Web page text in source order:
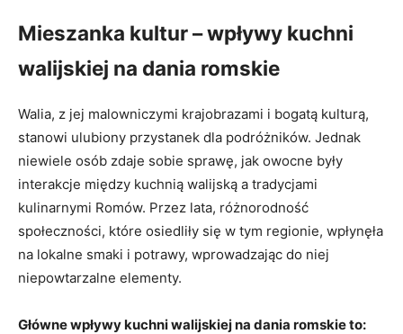
Mieszanka kultur – wpływy kuchni
walijskiej na dania romskie
Walia, z jej malowniczymi krajobrazami i bogatą kulturą,
stanowi ulubiony przystanek dla podróżników. Jednak
niewiele osób zdaje sobie sprawę, jak owocne były
interakcje między kuchnią walijską a tradycjami
kulinarnymi Romów. Przez lata, różnorodność
społeczności, które osiedliły się w tym regionie, wpłynęła
na lokalne smaki i potrawy, wprowadzając do niej
niepowtarzalne elementy.
Główne wpływy kuchni walijskiej na dania romskie to: